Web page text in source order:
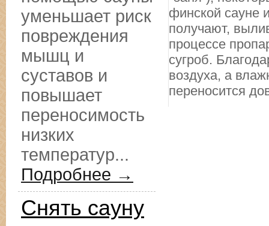
финской сауне
получают,
процессе
сугроб.
воздуха, а
переносится
уменьшает риск
повреждения
мышц и
суставов и
повышает
переносимость
низких
температур...
Подробнее →
Снять сауну